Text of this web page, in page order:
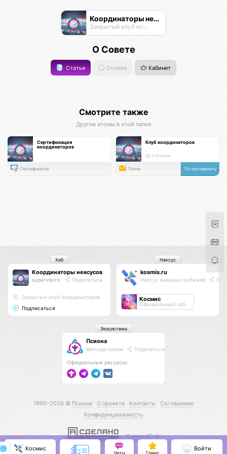
Координаторы нексусов
Закрытый клуб координаторов
О Совете
Статья Солики Кабинет
Смотрите также
Другие атомы в этой папке
Сертификация
координаторов
Сертификатор
Клуб координаторов
0 атомов
Папка По сертификату
Координаторы нексусов
supervisors Поделиться
Закрытый клуб координаторов
Подписаться
Хаб
kosmis.ru
Нексус внешних рубежей
Космис
Официальный хаб
Нексус
Псиона
Метаорганизм Поделиться
Официальные ресурсы:
Экосистема
1995–2026 © Псиона О проекте Контакты
Соглашение
Конфиденциальность
С нами КО 🕉️
Космис
Чаты Гринд
Войти